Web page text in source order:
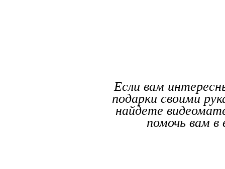
Если вам
подарки своими
найдете
помочь вам